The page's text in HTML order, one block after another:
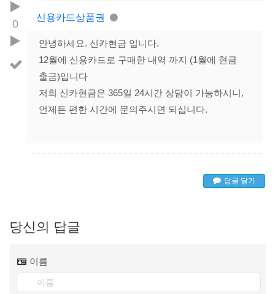
0
신용카드상품권
안녕하세요. 신카현금 입니다.
12월에 신용카드로 구매한 내역 까지 (1월에 현금
출금)입니다
저희 신카현금은 365일 24시간 상담이 가능하시니,
언제든 편한 시간에 문의주시면 되십니다.
답글 달기
당신의 답글
이름